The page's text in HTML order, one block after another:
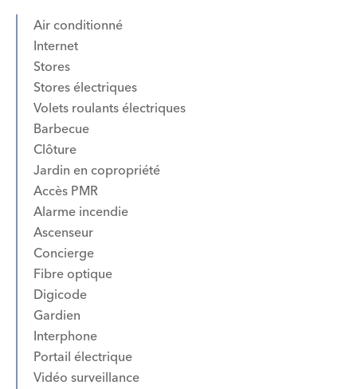
Air conditionné
Internet
Stores
Stores électriques
Volets roulants électriques
Barbecue
Clôture
Jardin en copropriété
Accès PMR
Alarme incendie
Ascenseur
Concierge
Fibre optique
Digicode
Gardien
Interphone
Portail électrique
Vidéo surveillance